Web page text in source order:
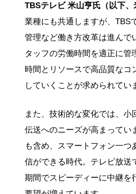
TBSテレビ 米山亨氏（以下、
業種にも共通しますが、TBS
管理など働き方改革は進んで
タッフの労働時間を適正に管
時間とリソースで高品質なコ
していくことが求められてい
また、技術的な変化では、小
伝送へのニーズが高まってい
も含め、スマートフォン一つ
信ができる時代。テレビ放送
期間でスピーディーに中継を